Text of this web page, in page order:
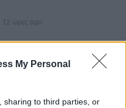
My Personal
sharing to third parties, or
12 ώρες ago
8 Elite Gen 6 Pro